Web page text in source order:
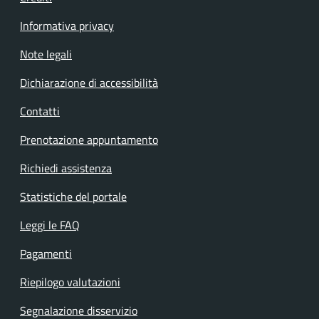
Informativa privacy
Note legali
Dichiarazione di accessibilità
Contatti
Prenotazione appuntamento
Richiedi assistenza
Statistiche del portale
Leggi le FAQ
Pagamenti
Riepilogo valutazioni
Segnalazione disservizio